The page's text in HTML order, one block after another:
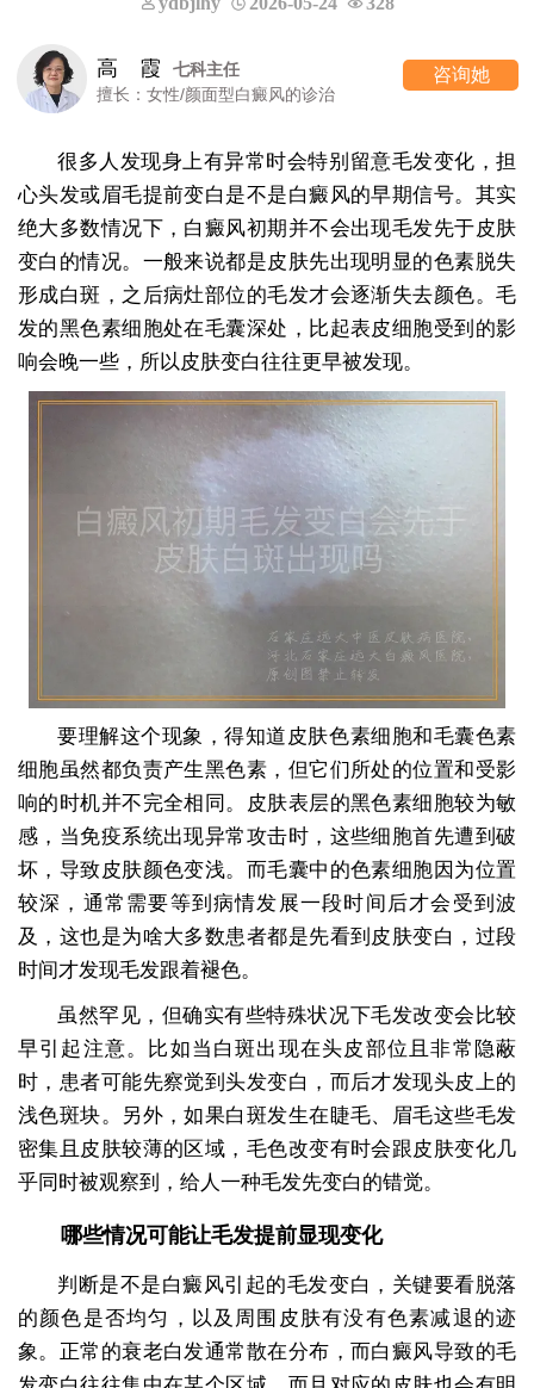
主任
型白癜风的诊治
咨询她 王树申
一
擅长：外科
很多人发现身上有异常时会特别留意毛发变化，担
心头发或眉毛提前变白是不是白癜风的早期信号。其实
绝大多数情况下，白癜风初期并不会出现毛发先于皮肤
变白的情况。一般来说都是皮肤先出现明显的色素脱失
形成白斑，之后病灶部位的毛发才会逐渐失去颜色。毛
发的黑色素细胞处在毛囊深处，比起表皮细胞受到的影
响会晚一些，所以皮肤变白往往更早被发现。
要理解这个现象，得知道皮肤色素细胞和毛囊色素
细胞虽然都负责产生黑色素，但它们所处的位置和受影
响的时机并不完全相同。皮肤表层的黑色素细胞较为敏
感，当免疫系统出现异常攻击时，这些细胞首先遭到破
坏，导致皮肤颜色变浅。而毛囊中的色素细胞因为位置
较深，通常需要等到病情发展一段时间后才会受到波
及，这也是为啥大多数患者都是先看到皮肤变白，过段
时间才发现毛发跟着褪色。
虽然罕见，但确实有些特殊状况下毛发改变会比较
早引起注意。比如当白斑出现在头皮部位且非常隐蔽
时，患者可能先察觉到头发变白，而后才发现头皮上的
浅色斑块。另外，如果白斑发生在睫毛、眉毛这些毛发
密集且皮肤较薄的区域，毛色改变有时会跟皮肤变化几
乎同时被观察到，给人一种毛发先变白的错觉。
哪些情况可能让毛发提前显现变化
判断是不是白癜风引起的毛发变白，关键要看脱落
的颜色是否均匀，以及周围皮肤有没有色素减退的迹
象。正常的衰老白发通常散在分布，而白癜风导致的毛